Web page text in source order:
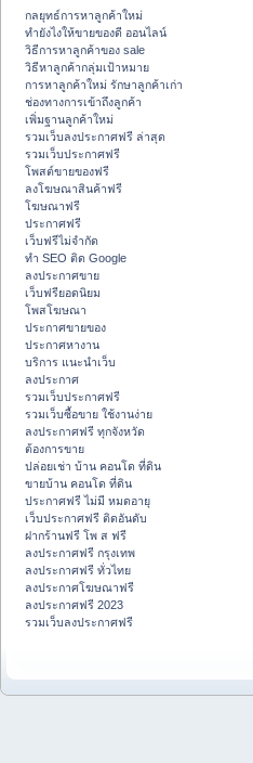
กลยุทธ์การหาลูกค้าใหม่
ทํายังไงให้ขายของดี ออนไลน์
วิธีการหาลูกค้าของ sale
วิธีหาลูกค้ากลุ่มเป้าหมาย
การหาลูกค้าใหม่ รักษาลูกค้าเก่า
ช่องทางการเข้าถึงลูกค้า
เพิ่มฐานลูกค้าใหม่
รวมเว็บลงประกาศฟรี ล่าสุด
รวมเว็บประกาศฟรี
โพสต์ขายของฟรี
ลงโฆษณาสินค้าฟรี
โฆษณาฟรี
ประกาศฟรี
เว็บฟรีไม่จำกัด
ทำ SEO ติด Google
ลงประกาศขาย
เว็บฟรียอดนิยม
โพสโฆษณา
ประกาศขายของ
ประกาศหางาน
บริการ แนะนำเว็บ
ลงประกาศ
รวมเว็บประกาศฟรี
รวมเว็บซื้อขาย ใช้งานง่าย
ลงประกาศฟรี ทุกจังหวัด
ต้องการขาย
ปล่อยเช่า บ้าน คอนโด ที่ดิน
ขายบ้าน คอนโด ที่ดิน
ประกาศฟรี ไม่มี หมดอายุ
เว็บประกาศฟรี ติดอันดับ
ฝากร้านฟรี โพ ส ฟรี
ลงประกาศฟรี กรุงเทพ
ลงประกาศฟรี ทั่วไทย
ลงประกาศโฆษณาฟรี
ลงประกาศฟรี 2023
รวมเว็บลงประกาศฟรี